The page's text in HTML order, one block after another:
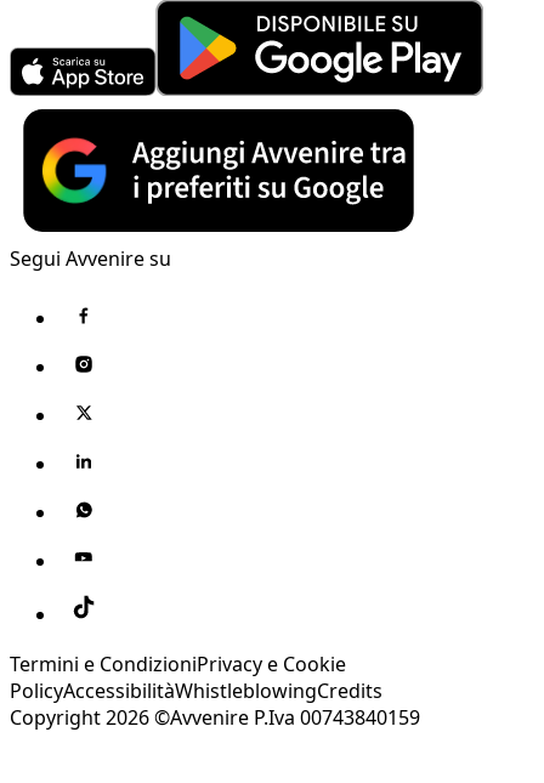
Segui Avvenire su
Termini e CondizioniPrivacy e Cookie
PolicyAccessibilitàWhistleblowingCredits
Copyright 2026 ©Avvenire P.Iva 00743840159